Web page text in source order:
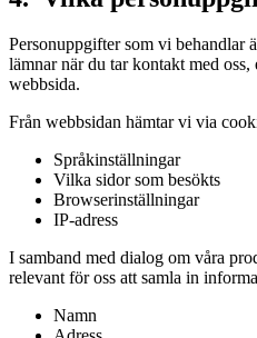
Personuppgifter som vi behandlar
lämnar när du tar kontakt med
webbsida.
Från webbsidan hämtar vi via
Språkinställningar
Vilka sidor som besökts
Browserinställningar
IP-adress
I samband med dialog om våra
relevant för oss att samla in
Namn